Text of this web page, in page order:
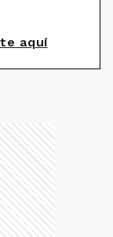
aquí